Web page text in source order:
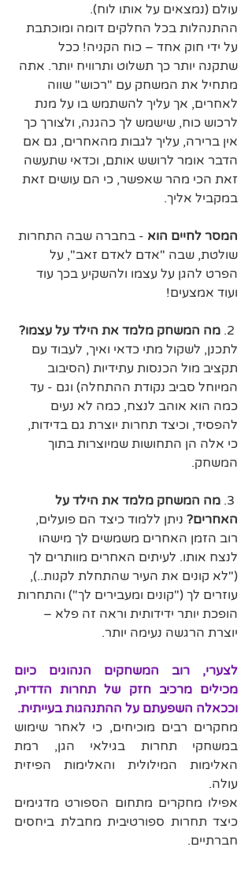
עולם (נמצאים על אותו לוח).
ההתנהלות בכל החלקים דומה ומוכתבת
על ידי חוק אחד – כוח הקניה! ככל
שתקנה יותר כך תשלוט ותרוויח יותר. אתה
מתחיל את המשחק עם "רכוש" שווה
לאחרים, אך עליך להשתמש בו על מנת
לרכוש כוח, שישמש לך כהגנה, ולצורך כך
אין ברירה, עליך לגבות מהאחרים, גם אם
הדבר אומר לרושש אותם, וכדאי שתעשה
זאת הכי מהר שאפשר, כי הם עושים זאת
במקביל אליך.
המסר לחיים הוא - בחברה שבה התחרות
שולטת, שבה "אדם לאדם זאב", על
הפרט להגן על עצמו ולהשקיע בכך עוד
ועוד אמצעים!
מה המשחק מלמד את הילד על עצמו?
לתכנן, לשקול מתי כדאי ואיך, לעבוד עם
תקציב מול הכנסות עתידיות (הסיבוב
המיוחל סביב נקודת ההתחלה) וגם - עד
כמה הוא אוהב לנצח, כמה לא נעים
להפסיד, וכיצד תחרות יוצרת גם בדידות,
כי אלה הן התחושות שמיוצרות בתוך
המשחק.
מה המשחק מלמד את הילד על
האחרים? ניתן ללמוד כיצד הם פועלים,
רוב הזמן האחרים משמשים לך מישהו
לנצח אותו. לעיתים האחרים מוותרים לך
("לא קונים את העיר שהתחלת לקנות..),
עוזרים לך ("קונים ומעבירים לך") והתחרות
הופכת יותר ידידותית וראה זה פלא –
יוצרת הרגשה נעימה יותר.
וככאלה השפעתם על ההתנהגות בעייתית.
עולה.
חברתיים.